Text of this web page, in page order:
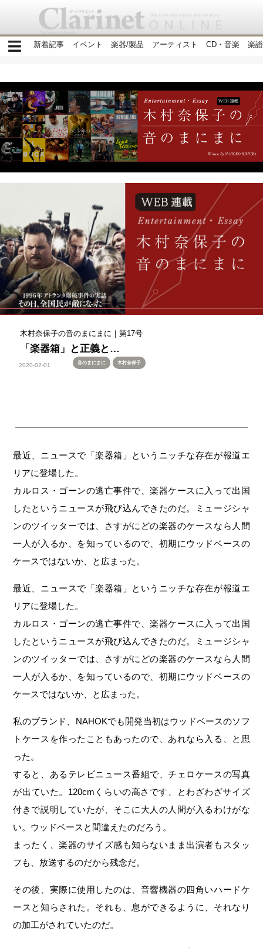
新着記事 イベント 楽器/製品 アーティスト CD・音楽 楽
木村奈保子の音のまにまに｜第17号
「楽器箱」と正義と…
2020-02-01 音のまにまに 木村奈保子
最近、ニュースで「楽器箱」というニッチな存在が報道エ
リアに登場した。
カルロス・ゴーンの逃亡事件で、楽器ケースに入って出国
したというニュースが飛び込んできたのだ。ミュージシャ
ンのツイッターでは、さすがにどの楽器のケースなら人間
一人が入るか、を知っているので、初期にウッドベースの
ケースではないか、と広まった。
最近、ニュースで「楽器箱」というニッチな存在が報道エ
リアに登場した。
カルロス・ゴーンの逃亡事件で、楽器ケースに入って出国
したというニュースが飛び込んできたのだ。ミュージシャ
ンのツイッターでは、さすがにどの楽器のケースなら人間
一人が入るか、を知っているので、初期にウッドベースの
ケースではないか、と広まった。
私のブランド、NAHOKでも開発当初はウッドベースのソフ
トケースを作ったこともあったので、あれなら入る、と思
った。
すると、あるテレビニュース番組で、チェロケースの写真
が出ていた。120cmくらいの高さです、とわざわざサイズ
付きで説明していたが、そこに大人の人間が入るわけがな
い。ウッドベースと間違えたのだろう。
まったく、楽器のサイズ感も知らないまま出演者もスタッ
フも、放送するのだから残念だ。
その後、実際に使用したのは、音響機器の四角いハードケ
ースと知らされた。それも、息ができるように、それなり
の加工がされていたのだ。